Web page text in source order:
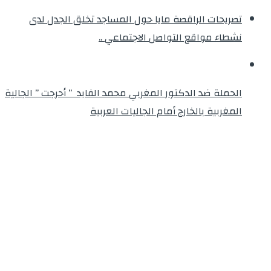
تصريحات الراقصة مايا حول المساجد تخلق الجدل لدى
نشطاء مواقع التواصل الاجتماعي ..
الحملة ضد الدكتور المغربي محمد الفايد ” أحرجت ” الجالية
المغربية بالخارج أمام الجاليات العربية